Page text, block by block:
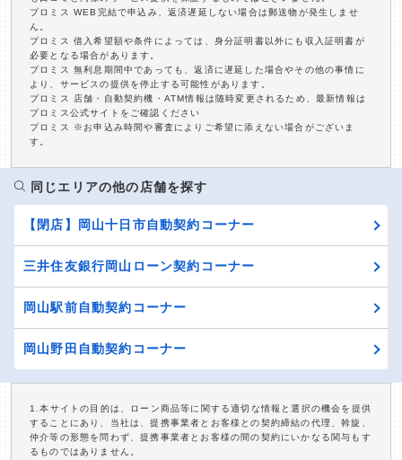
プロミス WEB完結で申込み、返済遅延しない場合は郵送物が発生しませ
ん。
プロミス 借入希望額や条件によっては、身分証明書以外にも収入証明書が
必要となる場合があります。
プロミス 無利息期間中であっても、返済に遅延した場合やその他の事情に
より、サービスの提供を停止する可能性があります。
プロミス 店舗・自動契約機・ATM情報は随時変更されるため、最新情報は
プロミス公式サイトをご確認ください
プロミス ※お申込み時間や審査によりご希望に添えない場合がございま
す。
同じエリアの他の店舗を探す
【閉店】岡山十日市自動契約コーナー
三井住友銀行岡山ローン契約コーナー
岡山駅前自動契約コーナー
岡山野田自動契約コーナー
1.本サイトの目的は、ローン商品等に関する適切な情報と選択の機会を提供
することにあり、当社は、提携事業者とお客様との契約締結の代理、斡旋、
仲介等の形態を問わず、提携事業者とお客様の間の契約にいかなる関与もす
るものではありません。